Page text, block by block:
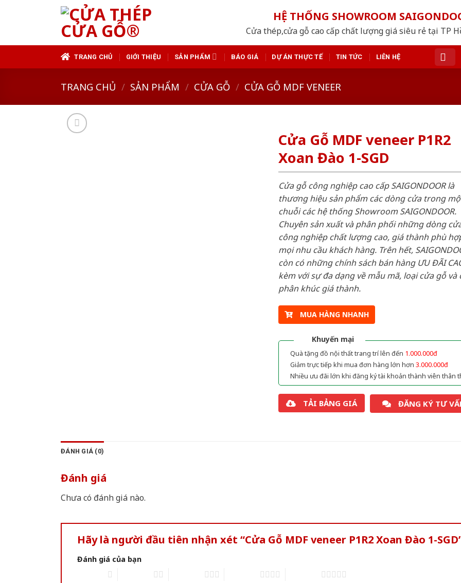
HỆ THỐNG SHOWROOM
Cửa thép,cửa gỗ cao cấp chất lượng giá siêu rẻ tại TP
TRANG CHỦ GIỚI THIỆU SẢN PHẨM BÁO GIÁ DỰ ÁN THỰC TẾ TIN TỨC LIÊN HỆ
TRANG CHỦ / SẢN PHẨM / CỬA GỖ / CỬA GỖ MDF VENEER
Cửa Gỗ MDF veneer P1R2
Xoan Đào 1-SGD
Cửa gỗ công nghiệp cao cấp SAIGONDOOR là
thương hiệu sản phẩm các dòng cửa trong
chuỗi các hệ thống Showroom SAIGONDOOR.
Chuyên sản xuất và phân phối những dòng
công nghiệp chất lượng cao, giá thành phù
mọi nhu cầu khách hàng. Trên hết,
còn có những chính sách bán hàng ƯU ĐÃI
kèm với sự đa dạng về mẫu mã, loại cửa gỗ và
phân khúc giá thành.
MUA HÀNG NHANH
Khuyến mại
Quà tặng đồ nội thất trang trí lên đến 1.000.000đ
Giảm trực tiếp khi mua đơn hàng lớn hơn 3.000.000đ
Nhiều ưu đãi lớn khi đăng ký tài khoản thành viên thân
TẢI BẢNG GIÁ ĐĂNG KÝ TƯ
ĐÁNH GIÁ (0)
Đánh giá
Chưa có đánh giá nào.
Hãy là người đầu tiên nhận xét “Cửa Gỗ MDF veneer P1R2 Xoan Đào 1-
Đánh giá của bạn